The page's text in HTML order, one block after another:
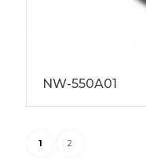
NW-550A01
1 2